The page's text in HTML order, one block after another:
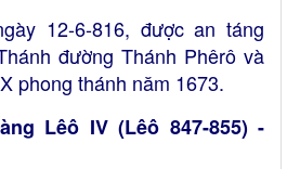
12-6-816, được an táng
đường Thánh Phêrô và
phong thánh năm 1673.
Lêô IV (Lêô 847-855) -